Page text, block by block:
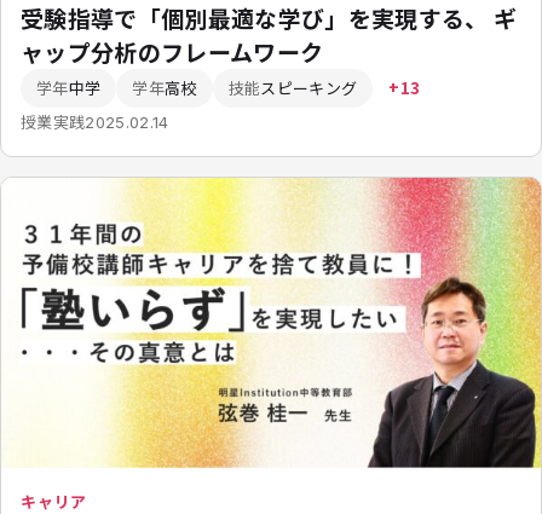
受験指導で「個別最適な学び」を実現する、 ギ
ャップ分析のフレームワーク
学年中学 学年高校 技能スピーキング +13
授業実践2025.02.14
キャリア